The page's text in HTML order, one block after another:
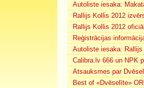
Autoliste iesaka:
Rallijs Kollis 2012
Rallijs Kollis 2012
Reģistrācijas
Autoliste iesaka: Rallijs
Calibra.lv 666 un NPK
Atsauksmes par
Best of «Dvēselīte»